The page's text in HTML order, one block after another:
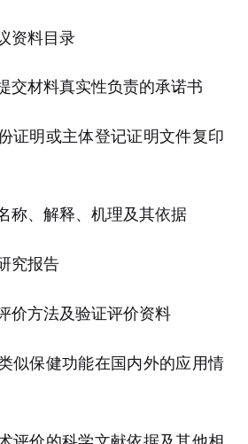
资料目录
交材料真实性负责的承诺书
证明或主体登记证明文件复印
称、解释、机理及其依据
究报告
价方法及验证评价资料
似保健功能在国内外的应用情